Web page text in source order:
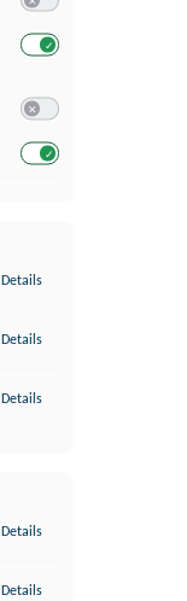
zu Entwicklung und
Details
Details
Details
Details
Details